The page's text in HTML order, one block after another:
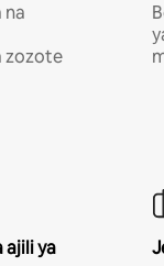
na
zozote
ajili ya